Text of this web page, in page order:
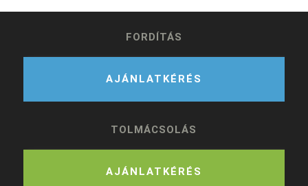
FORDÍTÁS
AJÁNLATKÉRÉS
TOLMÁCSOLÁS
AJÁNLATKÉRÉS